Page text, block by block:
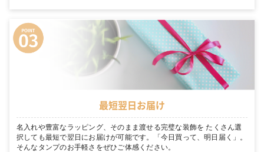
最短翌日お届け
名入れや豊富なラッピング、そのまま渡せる完璧な装飾を たくさん選
択しても最短で翌日にお届けが可能です。「今日買って、明日届く」。
そんなタンプのお手軽さをぜひご体感ください。